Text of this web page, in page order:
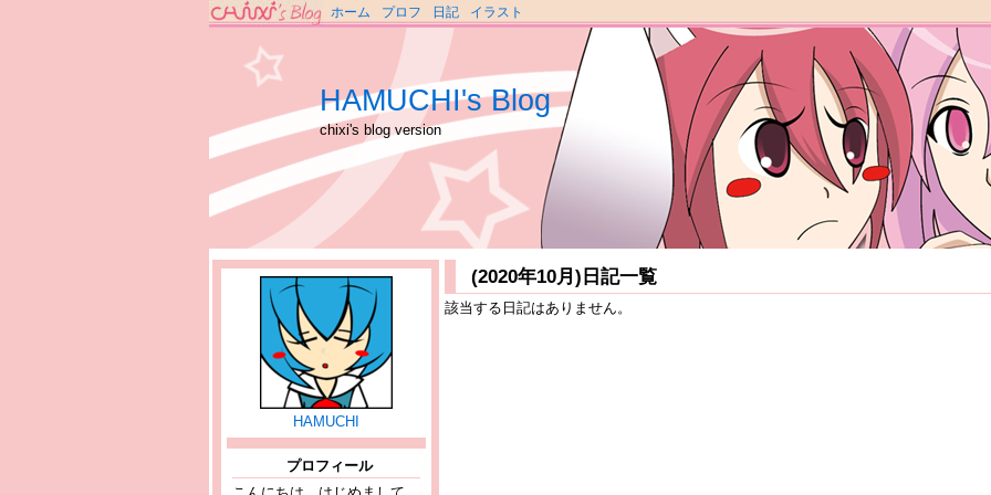
ホーム プロフ 日記 イラスト
HAMUCHI's Blog
chixi's blog version
HAMUCHI
プロフィール
(2020年10月)日記一覧
該当する日記はありません。